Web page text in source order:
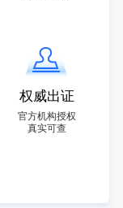
权威出证
官方机构授权
真实可查